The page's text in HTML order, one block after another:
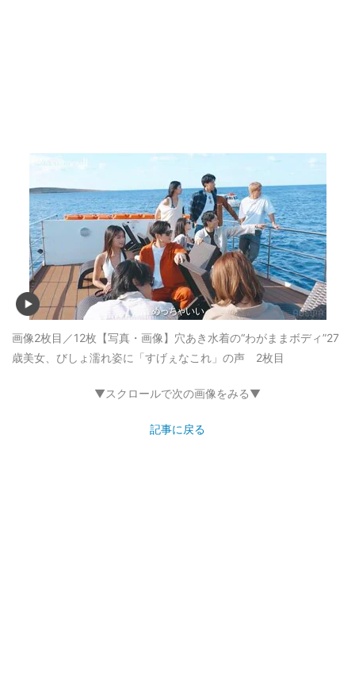
画像2枚目／12枚 【写真・画像】穴あき水着の“わがままボディ”27
歳美女、びしょ濡れ姿に「すげぇなこれ」の声 2枚目
▼スクロールで次の画像をみる▼
記事に戻る